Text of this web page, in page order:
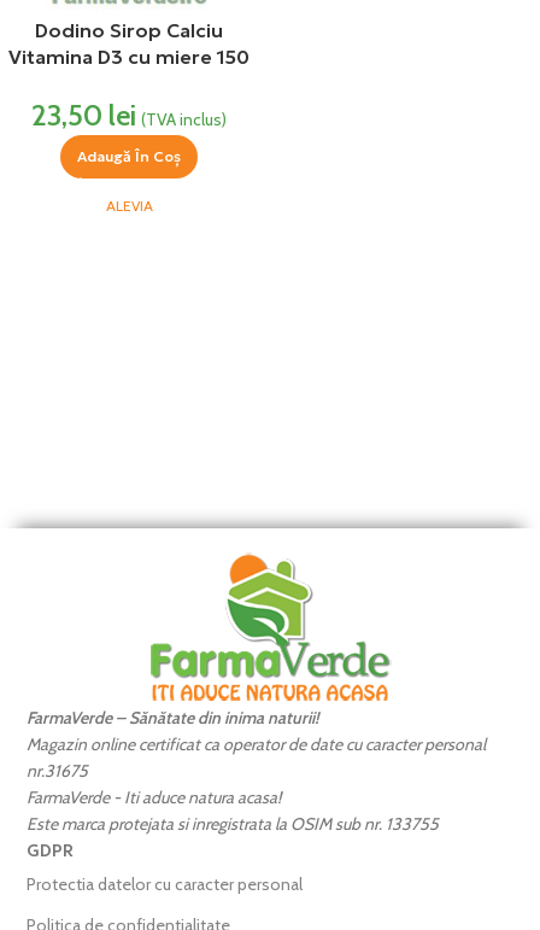
Dodino Sirop Calciu
Vitamina D3 cu miere 150
23,50 lei (TVA inclus)
Adaugă În Coș
ALEVIA
FarmaVerde – Sănătate din inima naturii!
Magazin online certificat ca operator de date cu caracter personal
nr.31675
FarmaVerde - Iti aduce natura acasa!
Este marca protejata si inregistrata la OSIM sub nr. 133755
GDPR
Protectia datelor cu caracter personal
Politica de confidentialitate